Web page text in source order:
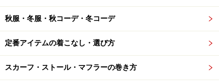
センタープレス入りのパンツやシンプルなスカートを合
わせるときれいめコーデになりますし、デニムなどを合
わせるとカジュアルダウンしたコーデに。合わせるボト
ムス次第でいろんな表情のコーデが楽しめる着まわし力
も魅力です。
秋服・冬服・秋コーデ・冬コーデ
定番アイテムの着こなし・選び方
スカーフ・ストール・マフラーの巻き方